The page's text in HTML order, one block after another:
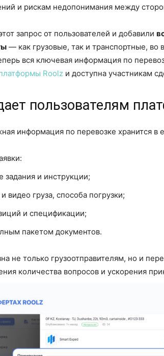
и рискам недопонимания между
запрос от пользователей и добавили
— как грузовые, так и транспортные, во
вся ключевая информация по
Roolz и доступна участникам
пользователям
информация по перевозке хранится
задания и инструкции;
видео груза, способа погрузки;
и спецификации;
пакетом документов.
не только грузоотправителям, но и
количества вопросов и ускорения